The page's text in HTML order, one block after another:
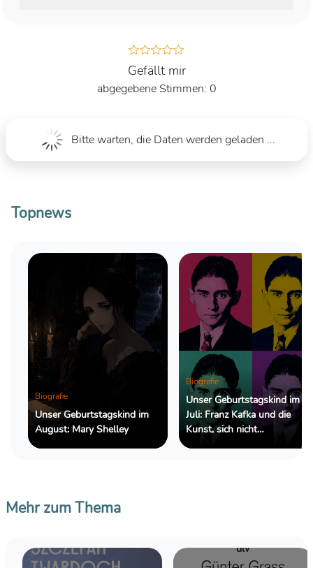
Gefällt mir
0
Bitte warten, die Daten werden geladen ...
Topnews
Biografie
Unser Geburtstagskind im
August: Mary Shelley
Biografie
Unser Geburtstagskind im
Juli: Franz Kafka und die
Kunst, sich nicht
zurechtzufinden
Mehr zum Thema